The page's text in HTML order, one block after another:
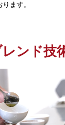
ます。
レンド技